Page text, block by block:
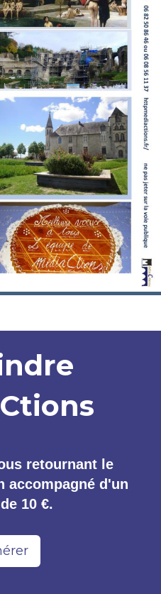
retournant le
accompagné d'un
10 €.